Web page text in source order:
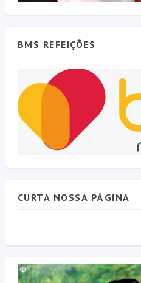
BMS REFEIÇÕES
CURTA NOSSA PÁGINA